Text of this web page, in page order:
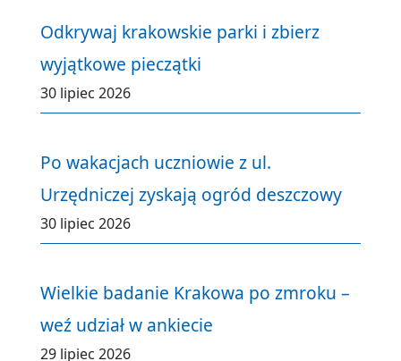
Odkrywaj krakowskie parki i zbierz
wyjątkowe pieczątki
30 lipiec 2026
Po wakacjach uczniowie z ul.
Urzędniczej zyskają ogród deszczowy
30 lipiec 2026
Wielkie badanie Krakowa po zmroku –
weź udział w ankiecie
29 lipiec 2026